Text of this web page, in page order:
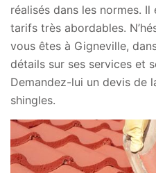
réalisés dans les normes.
tarifs très abordables.
vous êtes à Gigneville,
détails sur ses services et
Demandez-lui un devis de
shingles.